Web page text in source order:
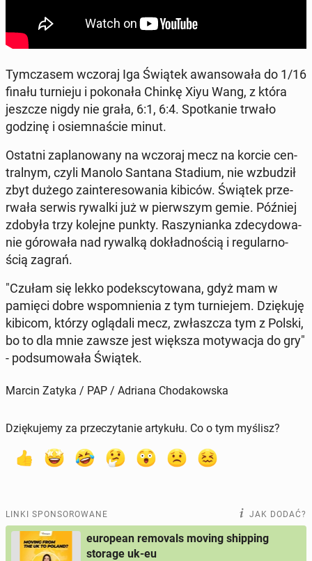
Tym­cza­sem wczoraj Iga Świątek awan­so­wa­ła do 1/16
finału tur­nie­ju i po­ko­na­ła Chinkę Xiyu Wang, z która
jeszcze nigdy nie grała, 6:1, 6:4. Spo­tka­nie trwało
godzinę i osiem­na­ście minut.
Ostatni za­pla­no­wa­ny na wczoraj mecz na korcie cen­
tral­nym, czyli Manolo Santana Stadium, nie wzbu­dził
zbyt dużego za­in­te­re­so­wa­nia kibiców. Świątek prze­
rwa­ła serwis rywalki już w pierw­szym gemie. Później
zdobyła trzy kolejne punkty. Ra­szy­nian­ka zde­cy­do­wa­
nie gó­ro­wa­ła nad rywalką do­kład­no­ścią i re­gu­lar­no­
ścią zagrań.
"Czułam się lekko pod­eks­cy­to­wa­na, gdyż mam w
pamięci dobre wspo­mnie­nia z tym tur­nie­jem. Dzię­ku­ję
kibicom, którzy oglą­da­li mecz, zwłasz­cza tym z Polski,
bo to dla mnie zawsze jest większa mo­ty­wa­cja do gry"
- pod­su­mo­wa­ła Świątek.
Marcin Zatyka / PAP / Adriana Chodakowska
Dziękujemy za przeczytanie artykułu. Co o tym myślisz?
LINKI SPONSOROWANE JAK DODAĆ?
european removals moving shipping
storage uk-eu